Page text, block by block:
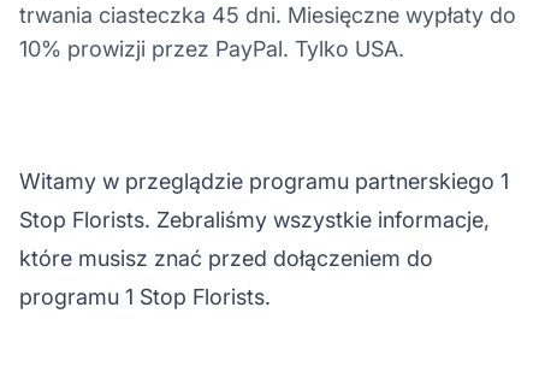
trwania ciasteczka 45 dni. Miesięczne wypłaty do
10% prowizji przez PayPal. Tylko USA.
Witamy w przeglądzie programu partnerskiego 1
Stop Florists. Zebraliśmy wszystkie informacje,
które musisz znać przed dołączeniem do
programu 1 Stop Florists.